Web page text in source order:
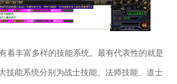
着丰富多样的技能系统。最有代表性的就是
技能系统分别为战士技能、法师技能、道士